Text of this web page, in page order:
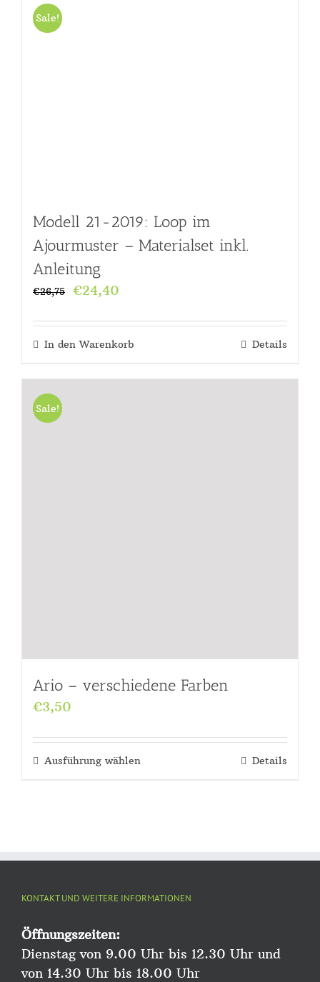
Sale!
Modell 21-2019: Loop im
Ajourmuster – Materialset inkl.
Anleitung
€26,75
Ursprünglicher
war:
€26,75
€24,40
ist:
€24,40.
In den Warenkorb Details
Sale!
Ario – verschiedene Farben
€3,50
Ausführung wählen Details
KONTAKT UND WEITERE INFORMATIONEN
Öffnungszeiten:
Dienstag von 9.00 Uhr bis 12.30 Uhr und
von 14.30 Uhr bis 18.00 Uhr